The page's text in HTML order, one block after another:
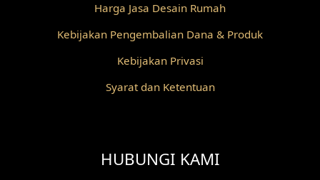
Desain PilarHarga Jasa Desain Rumah
Kebijakan Pengembalian Dana & Produk
Kebijakan Privasi
Syarat dan Ketentuan
HUBUNGI KAMI